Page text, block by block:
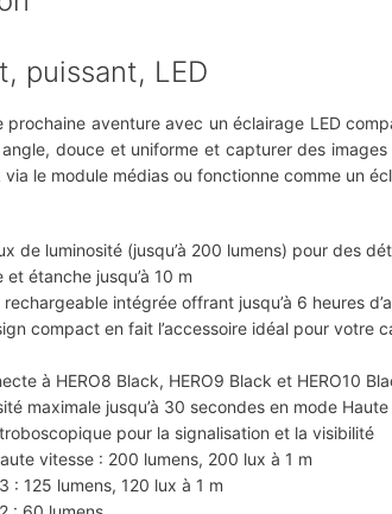
puissant, LED
prochaine aventure avec un éclairage LED
douce et uniforme et capturer des
via le module médias ou fonctionne comme un
de luminosité (jusqu’à 200 lumens) pour des
et étanche jusqu’à 10 m
intégrée offrant jusqu’à 6 heures
compact en fait l’accessoire idéal pour votre
à HERO8 Black, HERO9 Black et HERO10
maximale jusqu’à 30 secondes en mode
pour la signalisation et la visibilité
vitesse : 200 lumens, 200 lux à 1 m
: 125 lumens, 120 lux à 1 m